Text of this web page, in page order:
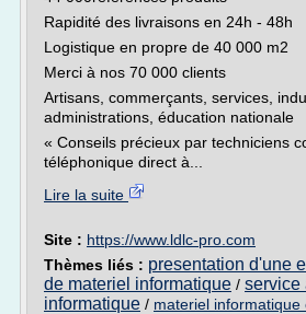
Rapidité des livraisons en 24h - 48h
Logistique en propre de 40 000 m2
Merci à nos 70 000 clients
Artisans, commerçants, services,
administrations, éducation nationale
« Conseils précieux par techniciens
téléphonique direct à...
Lire la suite
Site : https://www.ldlc-pro.com
Thèmes liés : presentation d'une
de materiel informatique / service
informatique / materiel informatique